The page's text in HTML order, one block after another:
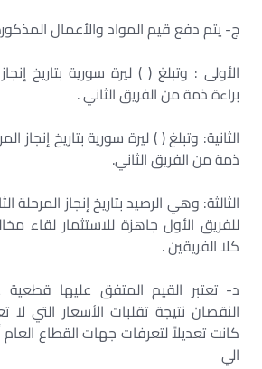
ج- يتم دفع قيم المواد والأعمال
الأولى : وتبلغ ( ) ليرة سورية بتاريخ
براءة ذمة من الفريق الثاني .
الثانية: وتبلغ ( ) ليرة سورية بتاريخ إنجاز
ذمة من الفريق الثاني.
الثالثة: وهي الرصيد بتاريخ إنجاز المرحلة
للفريق الأول جاهزة للاستثمار لقاء
كلا الفريقين .
د- تعتبر القيم المتفق عليها قطعية
النقصان نتيجة تقلبات الأسعار التي
كانت تعديلاً لتعرفات جهات القطاع العام
الي